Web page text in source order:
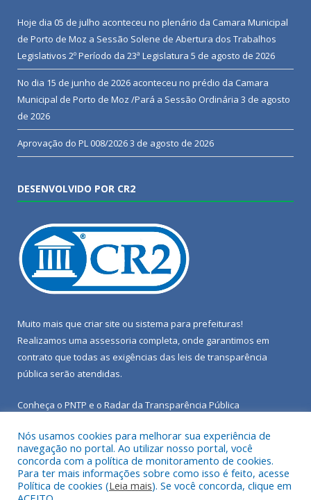
Hoje dia 05 de julho aconteceu no plenário da Camara Municipal
de Porto de Moz a Sessão Solene de Abertura dos Trabalhos
Legislativos 2º Período da 23ª Legislatura 5 de agosto de 2026
No dia 15 de junho de 2026 aconteceu no prédio da Camara
Municipal de Porto de Moz /Pará a Sessão Ordinária 3 de agosto
de 2026
Aprovação do PL 008/20263 de agosto de 2026
DESENVOLVIDO POR CR2
Muito mais que criar site ou sistema para prefeituras!
Realizamos uma assessoria completa, onde garantimos em
contrato que todas as exigências das leis de transparência
pública serão atendidas.
Conheça o PNTP e o Radar da Transparência Pública
Todos os direitos reservados a Câmara Municipal de Porto de
Moz.
Nós usamos cookies para melhorar sua experiência de
navegação no portal. Ao utilizar nosso portal, você
concorda com a política de monitoramento de cookies.
Para ter mais informações sobre como isso é feito, acesse
Política de cookies (Leia mais). Se você concorda, clique em